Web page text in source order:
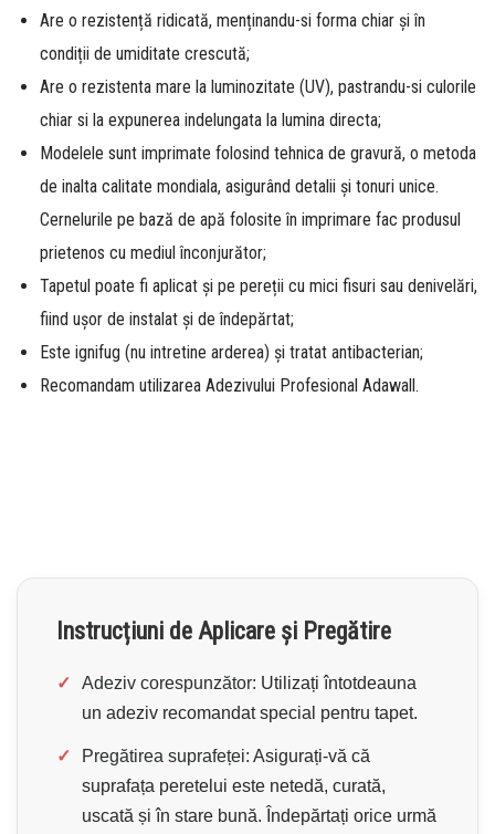
Are o rezistență ridicată, menținandu-si forma chiar și în
condiții de umiditate crescută;
Are o rezistenta mare la luminozitate (UV), pastrandu-si culorile
chiar si la expunerea indelungata la lumina directa;
Modelele sunt imprimate folosind tehnica de gravură, o metoda
de inalta calitate mondiala, asigurând detalii și tonuri unice.
Cernelurile pe bază de apă folosite în imprimare fac produsul
prietenos cu mediul înconjurător;
Tapetul poate fi aplicat și pe pereții cu mici fisuri sau denivelări,
fiind ușor de instalat și de îndepărtat;
Este ignifug (nu intretine arderea) și tratat antibacterian;
Recomandam utilizarea Adezivului Profesional Adawall.
Instrucțiuni de Aplicare și Pregătire
✓ Adeziv corespunzător: Utilizați întotdeauna
un adeziv recomandat special pentru tapet.
✓ Pregătirea suprafeței: Asigurați-vă că
suprafața peretelui este netedă, curată,
uscată și în stare bună. Îndepărtați orice urmă